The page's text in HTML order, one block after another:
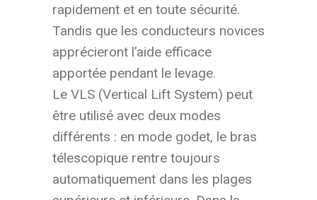
rapidement et en toute sécurité.
Tandis que les conducteurs novices
apprécieront l’aide efficace
apportée pendant le levage.
Le VLS (Vertical Lift System) peut
être utilisé avec deux modes
différents : en mode godet, le bras
télescopique rentre toujours
automatiquement dans les plages